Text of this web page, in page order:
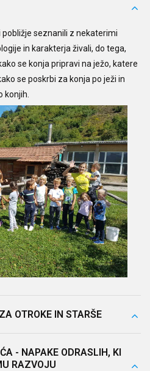
seznanili z nekaterimi
in karakterja živali, do tega,
se konja pripravi na ježo, katere
se poskrbi za konja po ježi in
konjih.
OTROKE IN STARŠE
- NAPAKE ODRASLIH, KI
RAZVOJU